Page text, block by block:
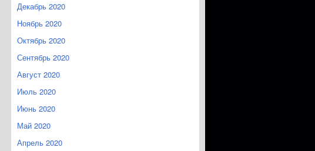
Декабрь 2020
Ноябрь 2020
Октябрь 2020
Сентябрь 2020
Август 2020
Июль 2020
Июнь 2020
Май 2020
Апрель 2020